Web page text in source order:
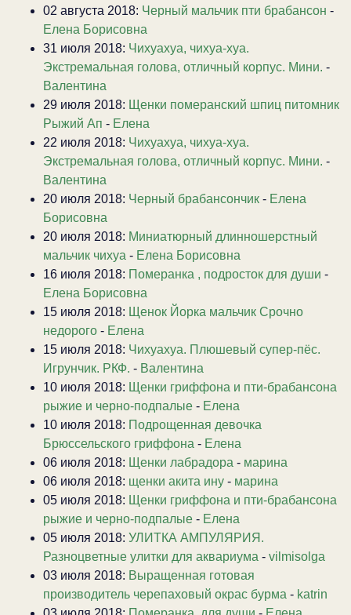
02 августа 2018: Черный мальчик пти брабансон -
Елена Борисовна
31 июля 2018: Чихуахуа, чихуа-хуа.
Экстремальная голова, отличный корпус. Мини. -
Валентина
29 июля 2018: Щенки померанский шпиц питомник
Рыжий Ап - Елена
22 июля 2018: Чихуахуа, чихуа-хуа.
Экстремальная голова, отличный корпус. Мини. -
Валентина
20 июля 2018: Черный брабансончик - Елена
Борисовна
20 июля 2018: Миниатюрный длинношерстный
мальчик чихуа - Елена Борисовна
16 июля 2018: Померанка , подросток для души -
Елена Борисовна
15 июля 2018: Щенок Йорка мальчик Срочно
недорого - Елена
15 июля 2018: Чихуахуа. Плюшевый супер-пёс.
Игрунчик. РКФ. - Валентина
10 июля 2018: Щенки гриффона и пти-брабансона
рыжие и черно-подпалые - Елена
10 июля 2018: Подрощенная девочка
Брюссельского гриффона - Елена
06 июля 2018: Щенки лабрадора - марина
06 июля 2018: щенки акита ину - марина
05 июля 2018: Щенки гриффона и пти-брабансона
рыжие и черно-подпалые - Елена
05 июля 2018: УЛИТКА АМПУЛЯРИЯ.
Разноцветные улитки для аквариума - vilmisolga
03 июля 2018: Выращенная готовая
производитель черепаховый окрас бурма - katrin